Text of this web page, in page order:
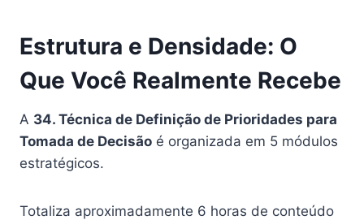
Estrutura e Densidade: O
Que Você Realmente Recebe
A 34. Técnica de Definição de Prioridades para
Tomada de Decisão é organizada em 5 módulos
estratégicos.
Totaliza aproximadamente 6 horas de conteúdo